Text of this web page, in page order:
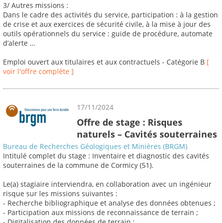
3/ Autres missions :
Dans le cadre des activités du service, participation : à la gestion
de crise et aux exercices de sécurité civile, à la mise à jour des
outils opérationnels du service : guide de procédure, automate
d’alerte …
Emploi ouvert aux titulaires et aux contractuels - Catégorie B [
voir l'offre complète ]
17/11/2024
Offre de stage : Risques
naturels – Cavités souterraines
Bureau de Recherches Géologiques et Minières (BRGM)
Intitulé complet du stage : Inventaire et diagnostic des cavités
souterraines de la commune de Cormicy (51).
Le(a) stagiaire interviendra, en collaboration avec un ingénieur
risque sur les missions suivantes :
- Recherche bibliographique et analyse des données obtenues ;
- Participation aux missions de reconnaissance de terrain ;